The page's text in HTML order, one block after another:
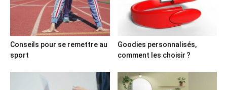
Conseils pour se remettre au
sport
Goodies personnalisés,
comment les choisir ?